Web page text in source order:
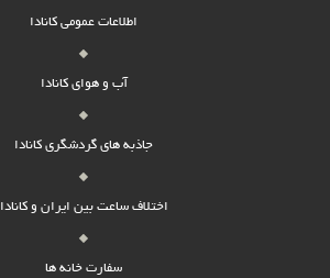
اطلاعات عمومی کانادا
آب و هوای کانادا
جاذبه های گردشگری کانادا
اختلاف ساعت بین ایران و کانادا
سفارت خانه ها